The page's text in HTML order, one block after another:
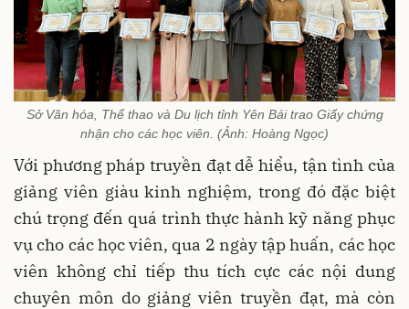
Sở Văn hóa, Thể thao và Du lịch tỉnh Yên Bái trao Giấy chứng
nhận cho các học viên. (Ảnh: Hoàng Ngọc)
Với phương pháp truyền đạt dễ hiểu, tận tình của
giảng viên giàu kinh nghiệm, trong đó đặc biệt
chú trọng đến quá trình thực hành kỹ năng phục
vụ cho các học viên, qua 2 ngày tập huấn, các học
viên không chỉ tiếp thu tích cực các nội dung
chuyên môn do giảng viên truyền đạt, mà còn